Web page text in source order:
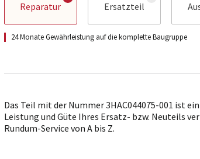
Reparatur Ersatzteil
24 Monate Gewährleistung auf die komplette Baugruppe
Das Teil mit der Nummer 3HAC044075-001 ist
Leistung und Güte Ihres Ersatz- bzw. Neuteils
Rundum-Service von A bis Z.